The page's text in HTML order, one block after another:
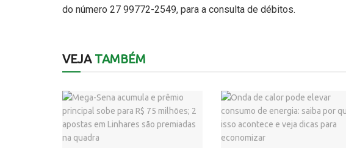
do número 27 99772-2549, para a consulta de débitos.
VEJATAMBÉM